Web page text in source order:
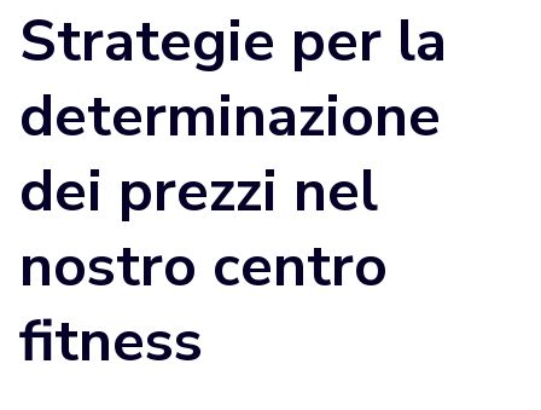
Strategie per la
determinazione
dei prezzi nel
nostro centro
fitness